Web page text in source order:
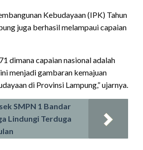
Kebudayaan (IPK) Tahun
juga berhasil melampaui capaian
dimana capaian nasional adalah
menjadi gambaran kemajuan
di Provinsi Lampung,” ujarnya.
SMPN 1 Bandar
Lindungi Terduga